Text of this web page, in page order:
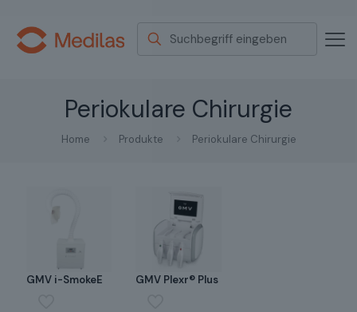
Periokulare Chirurgie
Home Produkte Periokulare Chirurgie
GMV i-SmokeE GMV Plexr® Plus